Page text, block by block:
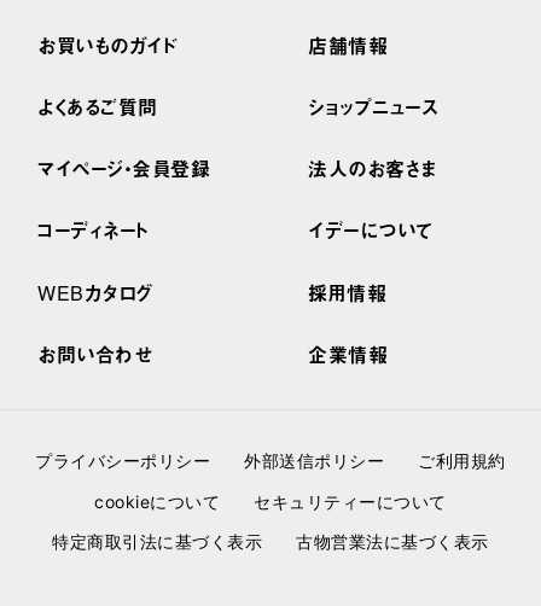
お買いものガイド
よくあるご質問
マイページ・会員登録
コーディネート
WEBカタログ
お問い合わせ
店舗情報
ショップニュース
法人のお客さま
イデーについて
採用情報
企業情報
プライバシーポリシー 外部送信ポリシー
ご利用規約
cookieについて
セキュリティーについて
特定商取引法に基づく表示
古物営業法に基づく表示